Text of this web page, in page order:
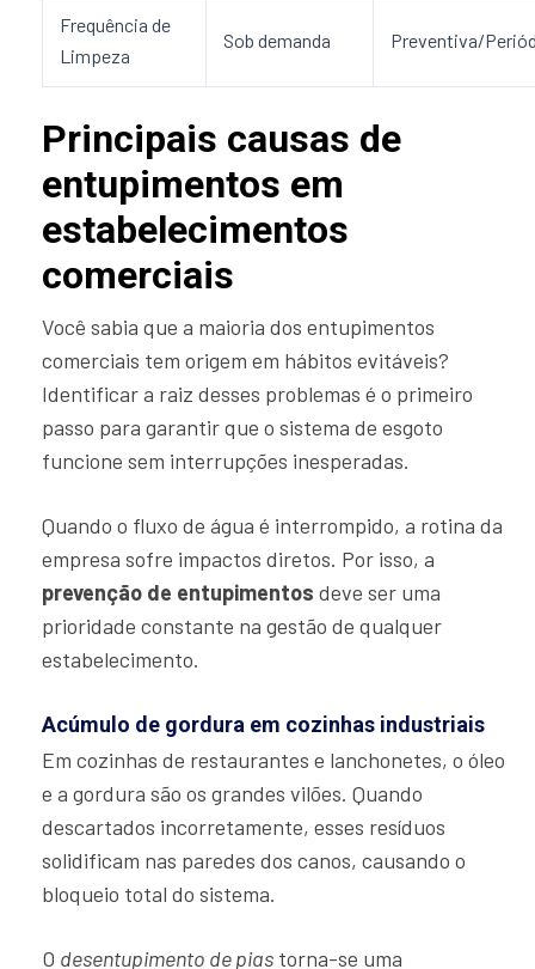
Frequência de
Limpeza
Sob demanda Preventiva/
Principais causas de
entupimentos em
estabelecimentos
comerciais
Você sabia que a maioria dos entupimentos
comerciais tem origem em hábitos evitáveis?
Identificar a raiz desses problemas é o primeiro
passo para garantir que o sistema de esgoto
funcione sem interrupções inesperadas.
Quando o fluxo de água é interrompido, a rotina da
empresa sofre impactos diretos. Por isso, a
prevenção de entupimentos deve ser uma
prioridade constante na gestão de qualquer
estabelecimento.
Acúmulo de gordura em cozinhas industriais
Em cozinhas de restaurantes e lanchonetes, o óleo
e a gordura são os grandes vilões. Quando
descartados incorretamente, esses resíduos
solidificam nas paredes dos canos, causando o
bloqueio total do sistema.
O desentupimento de pias torna-se uma